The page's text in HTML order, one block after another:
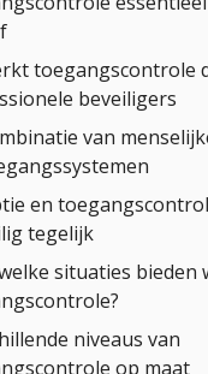
toegangscontrole
beveiligers
van
en
tegelijk
situaties bieden
niveaus van
op maat